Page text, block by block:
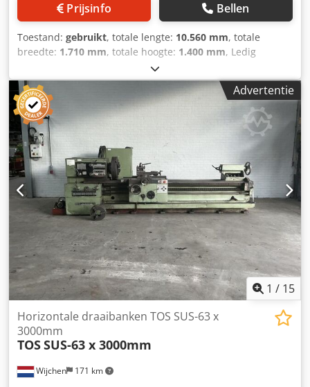
Prijsinfo Bellen
Toestand: gebruikt, totale lengte: 10.560 mm, totale
breedte: 1.710 mm, totale hoogte: 1.400 mm, Ledig
gewicht: 9.000 kg Prijs: Op aanvraag - Documentatie
aanwezig: Nee - CE certificaat aanwezig: Nee - Aansturing:
Conventioneel - Vermogen [kW]: 22.0 Chsdpfx Ahoyg Hi
Roroa - Centerhoogte [mm]: 315 - Draaidiameter bed
[mm]: 630 - Draaidiameter slede [mm]: 360 -
Centerafstand [mm]: 6000 - Bedbreedte [mm]: 700 -
Spindeldoorlaat [mm]: 62 - Min. spindelsnelheid [rpm]: 8 -
Max. spindelsnelheid [rpm]: 1180 - Opties: Digitale
uitlezing - Type digitale uitlezing: Sony -
Transportafmetingen: 10560mm x 1710mm x 1400mm (l x
b x h) - Transportgewicht [kg]: 9000kg - Transportcolli [st.]:
1 Financiële informatie BTW: De getoonde prijs is exclusief
BTW BTW/marge: BTW verrekenbaar voor ondernemers
Levering en inruil altijd mogelijk van alles in de industriële
sectoren Lukas van Rossum
Advertentie
1 / 15
Wijchen 171 km
Horizontale draaibanken TOS SUS-63 x
3000mm
TOSSUS-63 x 3000mm